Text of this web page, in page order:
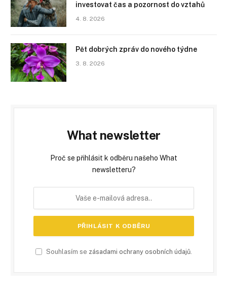
investovat čas a pozornost do vztahů
4. 8. 2026
Pět dobrých zpráv do nového týdne
3. 8. 2026
What newsletter
Proč se přihlásit k odběru našeho What
newsletteru?
Souhlasím se zásadami ochrany osobních údajů.